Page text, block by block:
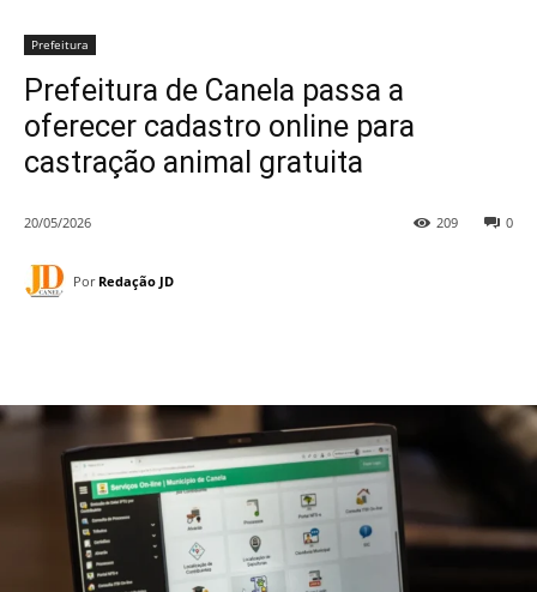
Prefeitura
Prefeitura de Canela passa a
oferecer cadastro online para
castração animal gratuita
20/05/2026 0
209
Por Redação JD